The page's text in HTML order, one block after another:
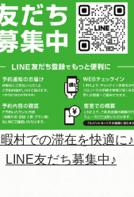
村での滞在を快適に♪
LINE友だち募集中♪